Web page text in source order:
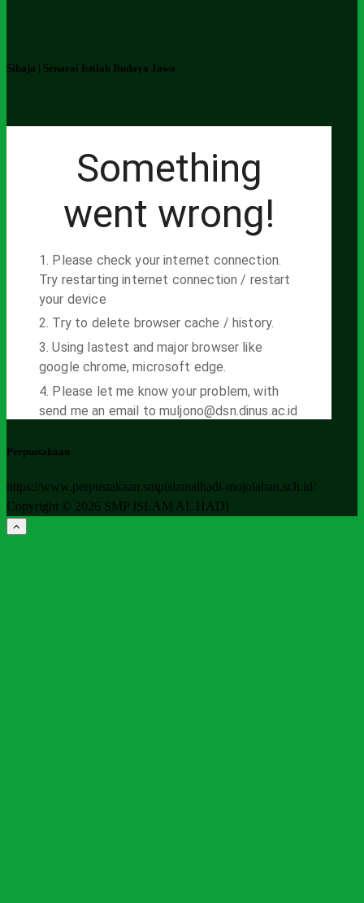
Sibaja | Senarai Istilah Budaya Jawa
Perpustakaan
https://www.perpustakaan.smpislamalhadi-mojolaban.sch.id/
Copyright © 2026 SMP ISLAM AL HADI